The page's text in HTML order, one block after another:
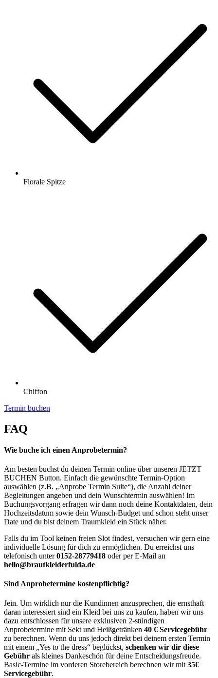
Florale Spitze
Chiffon
Termin buchen
FAQ
Wie buche ich einen Anprobetermin?
Am besten buchst du deinen Termin online über unseren JETZT
BUCHEN Button. Einfach die gewünschte Termin-Option
auswählen (z.B. „Anprobe Termin Suite“), die Anzahl deiner
Begleitungen angeben und dein Wunschtermin auswählen! Im
Buchungsvorgang erfragen wir dann noch deine Kontaktdaten, dein
Hochzeitsdatum sowie dein Wunsch-Budget und schon steht unser
Date und du bist deinem Traumkleid ein Stück näher.
Falls du im Tool keinen freien Slot findest, versuchen wir gern eine
individuelle Lösung für dich zu ermöglichen. Du erreichst uns
telefonisch unter0152-28779418 oder per E-Mail an
hello@brautkleiderfulda.de
Sind Anprobetermine kostenpflichtig?
Jein. Um wirklich nur die Kundinnen anzusprechen, die ernsthaft
daran interessiert sind ein Kleid bei uns zu kaufen, haben wir uns
dazu entschlossen für unsere exklusiven 2-stündigen
Anprobetermine mit Sekt und Heißgetränken 40 € Servicegebühr
zu berechnen. Wenn du uns jedoch direkt bei deinem ersten Termin
mit einem „Yes to the dress“ beglückst, schenken wir dir diese
Gebühr als kleines Dankeschön für deine Entscheidungsfreude.
Basic-Termine im vorderen Storebereich berechnen wir mit 35€
Servicegebühr.